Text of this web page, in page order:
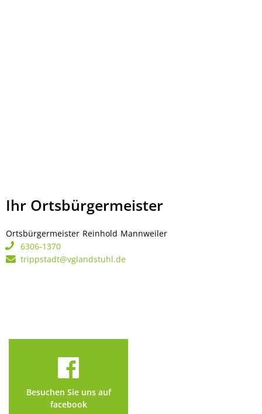
Ihr Ortsbürgermeister
Ortsbürgermeister Reinhold Mannweiler
6306-1370
trippstadt@vglandstuhl.de
Besuchen Sie uns auf
facebook